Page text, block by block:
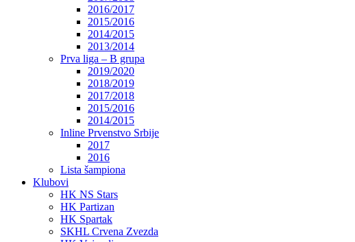
2016/2017
2015/2016
2014/2015
2013/2014
Prva liga – B grupa
2019/2020
2018/2019
2017/2018
2015/2016
2014/2015
Inline Prvenstvo Srbije
2017
2016
Lista šampiona
Klubovi
HK NS Stars
HK Partizan
HK Spartak
SKHL Crvena Zvezda